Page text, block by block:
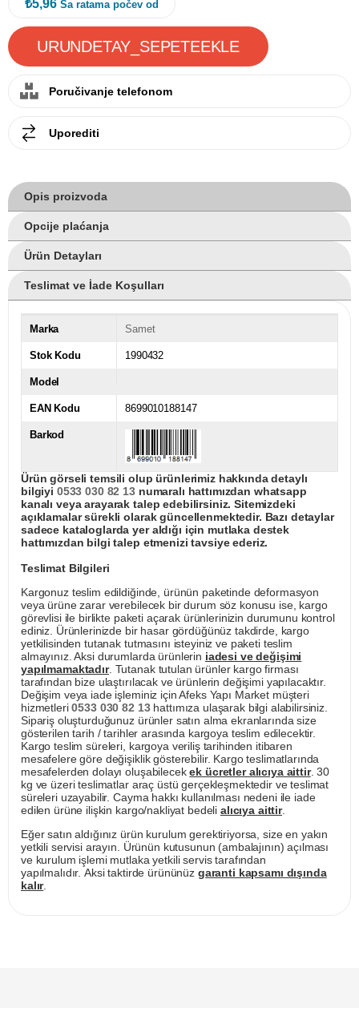
₺5,96 Sa ratama počev od
Poručivanje telefonom
Uporediti
Opis proizvoda
Opcije plaćanja
Ürün Detayları
Teslimat ve İade Koşulları
Marka Samet
Stok Kodu 1990432
Model
EAN Kodu 8699010188147
Barkod
Ürün görseli temsili olup ürünlerimiz hakkında detaylı
bilgiyi 0533 030 82 13numaralı hattımızdan whatsapp
kanalı veya arayarak talep edebilirsiniz. Sitemizdeki
açıklamalar sürekli olarak güncellenmektedir. Bazı detaylar
sadece kataloglarda yer aldığı için mutlaka destek
hattımızdan bilgi talep etmenizi tavsiye ederiz.
Teslimat Bilgileri
Kargonuz teslim edildiğinde, ürünün paketinde deformasyon
veya ürüne zarar verebilecek bir durum söz konusu ise, kargo
görevlisi ile birlikte paketi açarak ürünlerinizin durumunu kontrol
ediniz. Ürünlerinizde bir hasar gördüğünüz takdirde, kargo
yetkilisinden tutanak tutmasını isteyiniz ve paketi teslim
almayınız. Aksi durumlarda ürünlerin iadesi ve değişimi
yapılmamaktadır. Tutanak tutulan ürünler kargo firması
tarafından bize ulaştırılacak ve ürünlerin değişimi yapılacaktır.
Değişim veya iade işleminiz için Afeks Yapı Market müşteri
hizmetleri0533 030 82 13hattımıza ulaşarak bilgi alabilirsiniz.
Sipariş oluşturduğunuz ürünler satın alma ekranlarında size
gösterilen tarih / tarihler arasında kargoya teslim edilecektir.
Kargo teslim süreleri, kargoya veriliş tarihinden itibaren
mesafelere göre değişiklik gösterebilir. Kargo teslimatlarında
mesafelerden dolayı oluşabilecekek ücretler alıcıya aittir. 30
kg ve üzeri teslimatlar araç üstü gerçekleşmektedir ve teslimat
süreleri uzayabilir. Cayma hakkı kullanılması nedeni ile iade
edilen ürüne ilişkin kargo/nakliyat bedeli alıcıya aittir.
Eğer satın aldığınız ürün kurulum gerektiriyorsa, size en yakın
yetkili servisi arayın. Ürünün kutusunun (ambalajının) açılması
ve kurulum işlemi mutlaka yetkili servis tarafından
yapılmalıdır. Aksi taktirde ürününüz garanti kapsamı dışında
kalır.